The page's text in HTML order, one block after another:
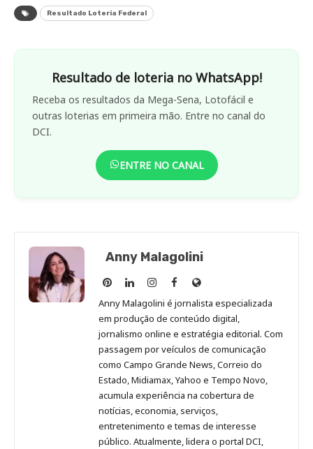
Resultado Loteria Federal
Resultado de loteria no WhatsApp!
Receba os resultados da Mega-Sena, Lotofácil e
outras loterias em primeira mão. Entre no canal do
DCI.
ENTRE NO CANAL
Anny Malagolini
Anny
Malagolini
no
Pinterest
Anny
Malagolini
no
LinkedIn
Anny
Malagolini
no
Instagram
Anny
Malagolini
no
Facebook
Site
de
Anny
Malagolini
Anny Malagolini é jornalista especializada
em produção de conteúdo digital,
jornalismo online e estratégia editorial. Com
passagem por veículos de comunicação
como Campo Grande News, Correio do
Estado, Midiamax, Yahoo e Tempo Novo,
acumula experiência na cobertura de
notícias, economia, serviços,
entretenimento e temas de interesse
público. Atualmente, lidera o portal DCI,